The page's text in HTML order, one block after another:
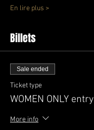
En lire plus >
Billets
Sale ended
Ticket type
WOMEN ONLY entry
More info